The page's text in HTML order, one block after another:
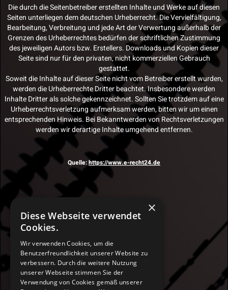
Die durch die Seitenbetreiber erstellten Inhalte und Werke auf diesen
Seiten unterliegen dem deutschen Urheberrecht. Die Vervielfältigung,
Bearbeitung, Verbreitung und jede Art der Verwertung außerhalb der
Grenzen des Urheberrechtes bedürfen der schriftlichen Zustimmung
des jeweiligen Autors bzw. Erstellers. Downloads und Kopien dieser
Seite sind nur für den privaten, nicht kommerziellen Gebrauch
gestattet.
Soweit die Inhalte auf dieser Seite nicht vom Betreiber erstellt wurden,
werden die Urheberrechte Dritter beachtet. Insbesondere werden
Inhalte Dritter als solche gekennzeichnet. Sollten Sie trotzdem auf eine
Urheberrechtsverletzung aufmerksam werden, bitten wir um einen
entsprechenden Hinweis. Bei Bekanntwerden von Rechtsverletzungen
werden wir derartige Inhalte umgehend entfernen.
Quelle:https://www.e-recht24.de
×
Diese Webseite verwendet
Cookies.
Wir verwenden Cookies, um die
Benutzerfreundlichkeit unserer Website zu
verbessern. Durch die weitere Nutzung
unserer Webseite stimmen Sie der
Verwendung von Cookies gemäß unserer